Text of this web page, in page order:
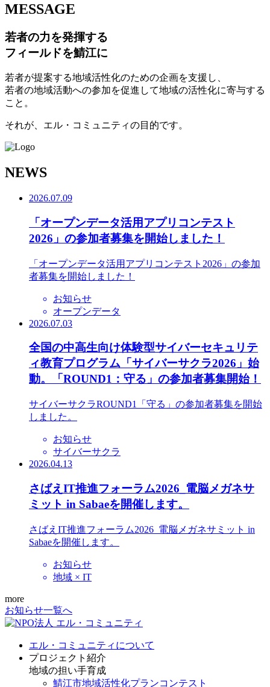
MESSAGE
若者の力を発揮する
フィールドを鯖江に
若者が提案する地域活性化のための企画を支援し、
若者の地域活動への参加を促進して地域の活性化に寄与する
こと。
それが、エル・コミュニティの目的です。
NEWS
2026.07.09
「オープンデータ活用アプリコンテスト
2026」の参加者募集を開始しました！
「オープンデータ活用アプリコンテスト2026」の参加
者募集を開始しました！
お知らせ
オープンデータ
2026.07.03
全国の中高生向け体験型サイバーセキュリテ
ィ教育プログラム「サイバーサクラ2026」始
動。「ROUND1：守る」の参加者募集開始！
サイバーサクラROUND1「守る」の参加者募集を開始
しました。
お知らせ
サイバーサクラ
2026.04.13
さばえIT推進フォーラム2026_電脳メガネサ
ミット in Sabaeを開催します。
さばえIT推進フォーラム2026_電脳メガネサミット in
Sabaeを開催します。
お知らせ
地域 × IT
more
お知らせ一覧へ
エル・コミュニティについて
プロジェクト紹介
地域の担い手育成
鯖江市地域活性化プランコンテスト